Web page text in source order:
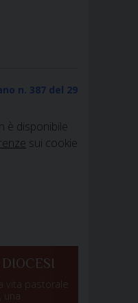
n. 387 del 29
è disponibile
sui cookie
vita pastorale
una